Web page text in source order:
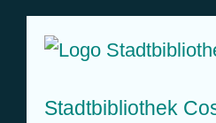
Stadtbibliothek